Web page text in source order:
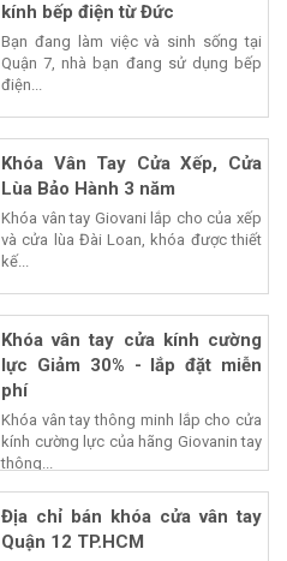
kính bếp điện từ Đức
Bạn đang làm việc và sinh sống tại
Quận 7, nhà bạn đang sử dụng bếp
điện...
Khóa Vân Tay Cửa Xếp, Cửa
Lùa Bảo Hành 3 năm
Khóa vân tay Giovani lắp cho của xếp
và cửa lùa Đài Loan, khóa được thiết
kế...
Khóa vân tay cửa kính cường
lực Giảm 30% - lắp đặt miễn
phí
Khóa vân tay thông minh lắp cho cửa
kính cường lực của hãng Giovanin tay
thông...
Địa chỉ bán khóa cửa vân tay
Quận 12 TP.HCM